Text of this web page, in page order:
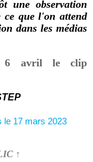
une observation
ce que l'on attend
dans les médias
6 avril le clip
le 17 mars 2023
↑